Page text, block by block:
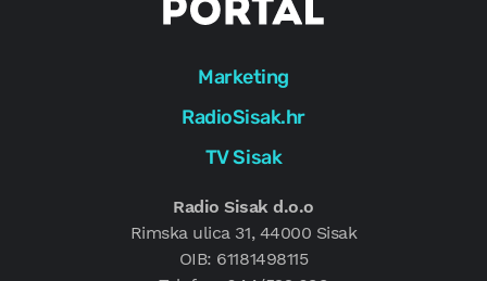
Marketing
RadioSisak.hr
TV Sisak
Radio Sisak d.o.o
Rimska ulica 31, 44000 Sisak
OIB: 61181498115